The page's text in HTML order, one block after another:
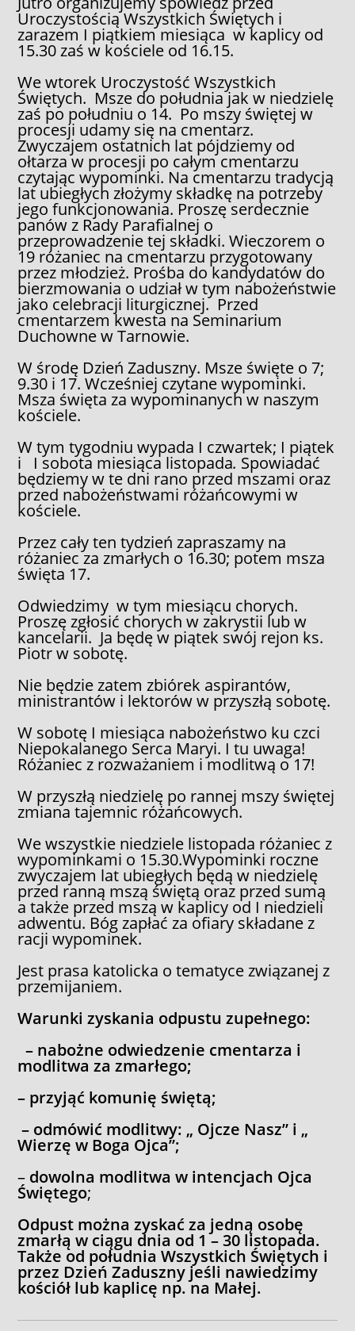
Uroczystością Wszystkich Świętych i
zarazem I piątkiem miesiąca w kaplicy od
15.30 zaś w kościele od 16.15.
We wtorek Uroczystość Wszystkich
Świętych. Msze do południa jak w niedzielę
zaś po południu o 14. Po mszy świętej w
procesji udamy się na cmentarz.
Zwyczajem ostatnich lat pójdziemy od
ołtarza w procesji po całym cmentarzu
czytając wypominki. Na cmentarzu tradycją
lat ubiegłych złożymy składkę na potrzeby
jego funkcjonowania. Proszę serdecznie
panów z Rady Parafialnej o
przeprowadzenie tej składki. Wieczorem o
19 różaniec na cmentarzu przygotowany
przez młodzież. Prośba do kandydatów do
bierzmowania o udział w tym nabożeństwie
jako celebracji liturgicznej. Przed
cmentarzem kwesta na Seminarium
Duchowne w Tarnowie.
W środę Dzień Zaduszny. Msze święte o 7;
9.30 i 17. Wcześniej czytane wypominki.
Msza święta za wypominanych w naszym
kościele.
W tym tygodniu wypada I czwartek; I piątek
i I sobota miesiąca listopada. Spowiadać
będziemy w te dni rano przed mszami oraz
przed nabożeństwami różańcowymi w
kościele.
Przez cały ten tydzień zapraszamy na
różaniec za zmarłych o 16.30; potem msza
święta 17.
Odwiedzimy w tym miesiącu chorych.
Proszę zgłosić chorych w zakrystii lub w
kancelarii. Ja będę w piątek swój rejon ks.
Piotr w sobotę.
Nie będzie zatem zbiórek aspirantów,
ministrantów i lektorów w przyszłą sobotę.
W sobotę I miesiąca nabożeństwo ku czci
Niepokalanego Serca Maryi. I tu uwaga!
Różaniec z rozważaniem i modlitwą o 17!
W przyszłą niedzielę po rannej mszy świętej
zmiana tajemnic różańcowych.
We wszystkie niedziele listopada różaniec z
wypominkami o 15.30.Wypominki roczne
zwyczajem lat ubiegłych będą w niedzielę
przed ranną mszą świętą oraz przed sumą
a także przed mszą w kaplicy od I niedzieli
adwentu. Bóg zapłać za ofiary składane z
racji wypominek.
Jest prasa katolicka o tematyce związanej z
przemijaniem.
Warunki zyskania odpustu zupełnego:
– nabożne odwiedzenie cmentarza i
modlitwa za zmarłego;
– przyjąć komunię świętą;
– odmówić modlitwy: „ Ojcze Nasz” i „
Wierzę w Boga Ojca”;
– dowolna modlitwa w intencjach Ojca
Świętego;
Odpust można zyskać za jedną osobę
zmarłą w ciągu dnia od 1 – 30 listopada.
Także od południa Wszystkich Świętych i
przez Dzień Zaduszny jeśli nawiedzimy
kościół lub kaplicę np. na Małej.